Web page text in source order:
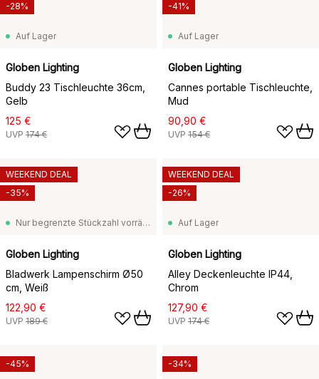
Auf Lager
Globen Lighting
Buddy 23 Tischleuchte 36cm,
Gelb
125 €
UVP 174 €
-28%
Auf Lager
Globen Lighting
Cannes portable Tischleuchte,
Mud
90,90 €
UVP 154 €
-41%
Nur begrenzte Stückzahl vorrätig
Globen Lighting
Bladwerk Lampenschirm Ø50
cm, Weiß
122,90 €
UVP 189 €
WEEKEND DEAL
-35%
Auf Lager
Globen Lighting
Alley Deckenleuchte IP44,
Chrom
127,90 €
UVP 174 €
WEEKEND DEAL
-26%
-45% -34%